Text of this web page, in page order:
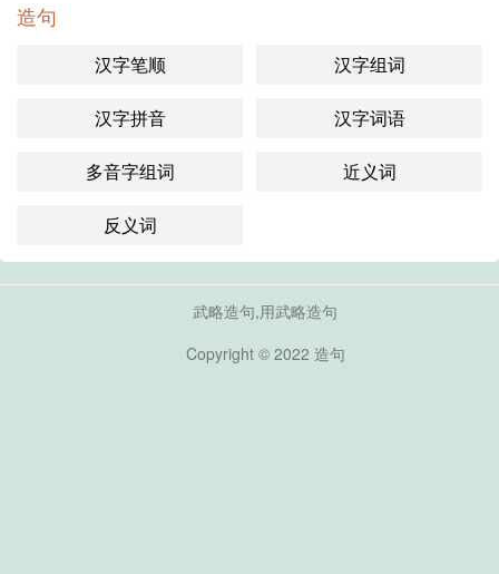
造句
汉字笔顺 汉字组词
汉字拼音 汉字词语
多音字组词 近义词
反义词
武略造句,用武略造句
Copyright © 2022 造句